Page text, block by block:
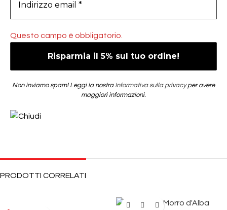
Questo campo è obbligatorio.
Non inviamo spam! Leggi la nostra Informativa sulla privacyper avere
maggiori informazioni.
PRODOTTI CORRELATI